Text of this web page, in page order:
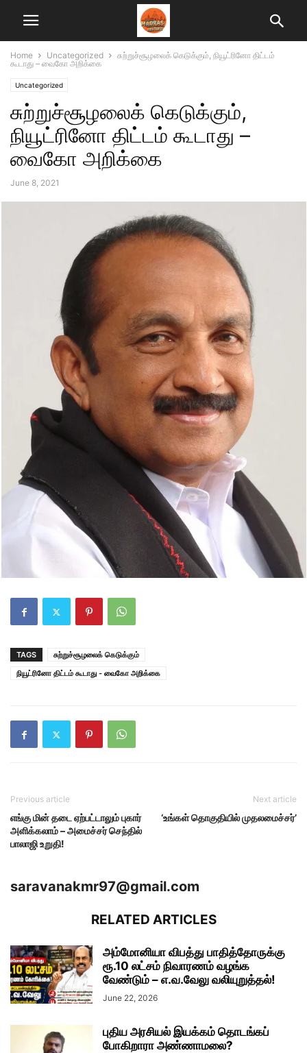
Home Uncategorized
சுற்றுச்சூழலைக் கெடுக்கும், நியூட்ரினோ திட்டம்
கூடாது – வைகோ அறிக்கை
Uncategorized
சுற்றுச்சூழலைக் கெடுக்கும்,
நியூட்ரினோ திட்டம் கூடாது –
வைகோ அறிக்கை
June 8, 2021
TAGS
சுற்றுச்சூழலைக் கெடுக்கும்
நியூட்ரினோ திட்டம் கூடாது - வைகோ அறிக்கை
Previous article
எங்கு மின் தடை ஏற்பட்டாலும் புகார்
அளிக்கலாம் – அமைச்சர் செந்தில்
பாலாஜி உறுதி!
Next article
‘உங்கள் தொகுதியில் முதலமைச்சர்’
saravanakmr97@gmail.com
RELATED ARTICLES
அம்மோனியா விபத்து பாதித்தோருக்கு
ரூ.10 லட்சம் நிவாரணம் வழங்க
வேண்டும் – எ.வ.வேலு வலியுறுத்தல்!
June 22, 2026
புதிய அரசியல் இயக்கம் தொடங்கப்
போகிறாரா அண்ணாமலை?